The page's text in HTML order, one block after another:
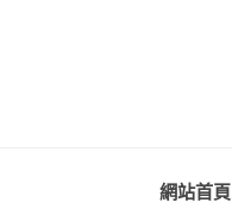
網站首頁